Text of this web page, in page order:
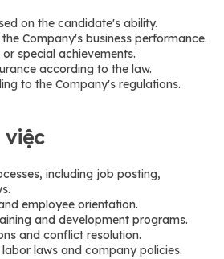
on the candidate's ability.
Company's business performance.
special achievements.
according to the law.
to the Company's regulations.
việc
including job posting,
employee orientation.
and development programs.
and conflict resolution.
laws and company policies.